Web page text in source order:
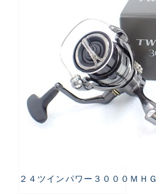
２４ツインパワー３０００ＭＨＧ